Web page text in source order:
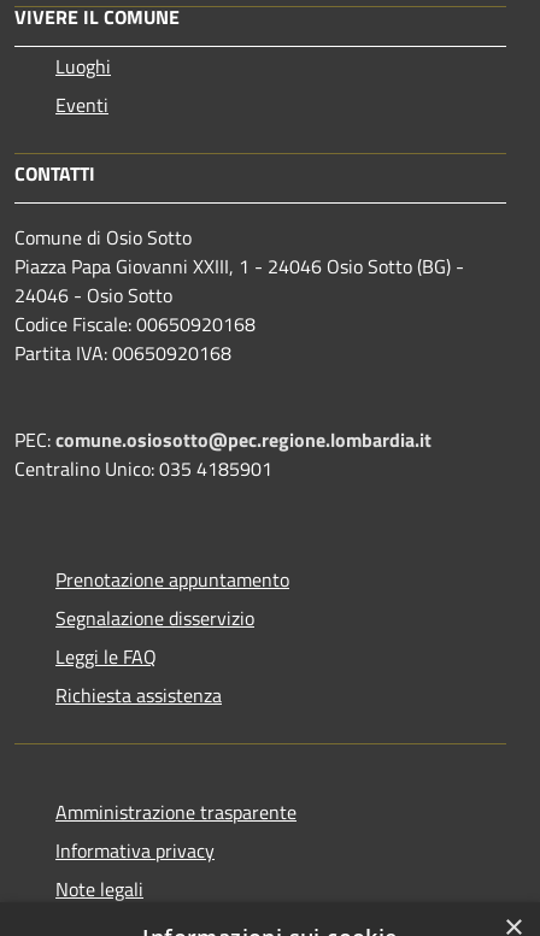
VIVERE IL COMUNE
Luoghi
Eventi
CONTATTI
Comune di Osio Sotto
Piazza Papa Giovanni XXIII, 1 - 24046 Osio Sotto (BG) -
24046 - Osio Sotto
Codice Fiscale: 00650920168
Partita IVA: 00650920168
PEC:comune.osiosotto@pec.regione.lombardia.it
Centralino Unico: 035 4185901
Prenotazione appuntamento
Segnalazione disservizio
Leggi le FAQ
Richiesta assistenza
Amministrazione trasparente
Informativa privacy
Note legali
Dichiarazione di accessibilità 2025
×